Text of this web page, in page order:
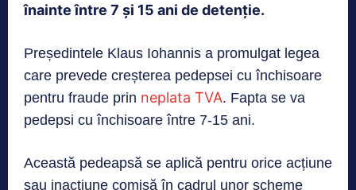
înainte între 7 și 15 ani de detenție.
Președintele Klaus Iohannis a promulgat legea
care prevede creșterea pedepsei cu închisoare
pentru fraude prin neplata TVA. Fapta se va
pedepsi cu închisoare între 7-15 ani.
Această pedeapsă se aplică pentru orice acțiune
sau inacțiune comisă în cadrul unor scheme